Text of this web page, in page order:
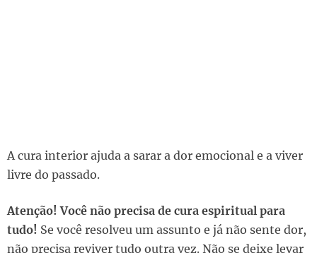
A cura interior ajuda a sarar a dor emocional e a viver
livre do passado.
Atenção! Você não precisa de cura espiritual para
tudo! Se você resolveu um assunto e já não sente dor,
não precisa reviver tudo outra vez. Não se deixe levar